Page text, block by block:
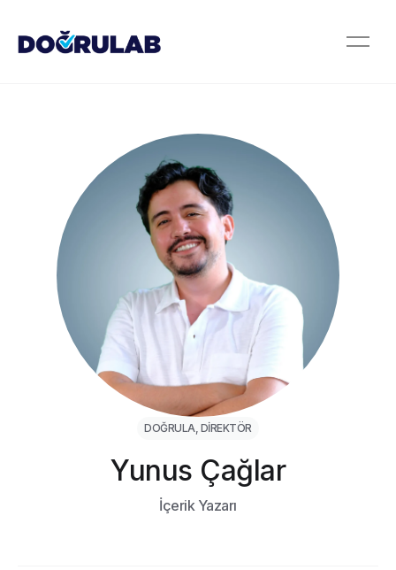
DOĞRULA, DIREKTÖR
Yunus Çağlar
İçerik Yazarı